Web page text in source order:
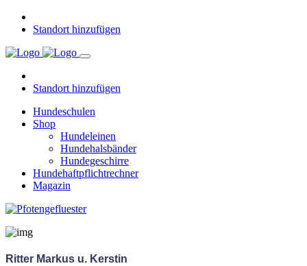
Standort hinzufügen
Standort hinzufügen
Hundeschulen
Shop
Hundeleinen
Hundehalsbänder
Hundegeschirre
Hundehaftpflichtrechner
Magazin
Ritter Markus u. Kerstin